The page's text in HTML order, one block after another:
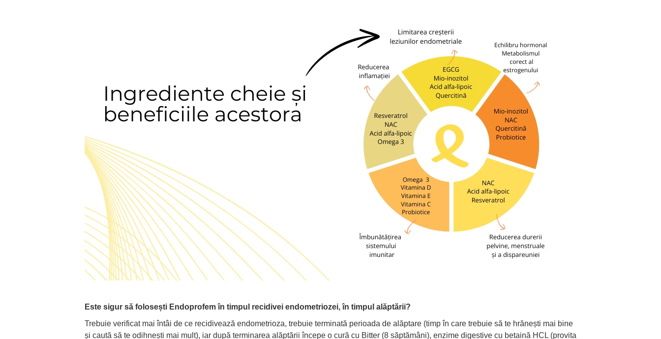
Este sigur să folosești Endoprofem în timpul recidivei endometriozei, în timpul alăptării?
Trebuie verificat mai întâi de ce recidivează endometrioza, trebuie terminată perioada de alăptare (timp în care trebuie să te hrănești mai bine
și caută să te odihnești mai mult), iar după terminarea alăptării începe o cură cu Bitter (8 săptămâni), enzime digestive cu betaină HCL (provita